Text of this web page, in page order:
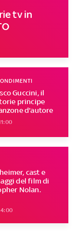
tv in
Guccini, il
principe
d'autore
cast e
del film di
Nolan.